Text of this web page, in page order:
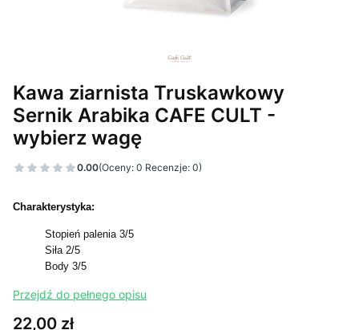
Kawa ziarnista Truskawkowy
Sernik Arabika CAFE CULT -
wybierz wagę
0.00(Oceny: 0 Recenzje: 0)
Charakterystyka:
Stopień palenia 3/5
Siła 2/5
Body 3/5
Przejdź do pełnego opisu
Cena
22,00 zł